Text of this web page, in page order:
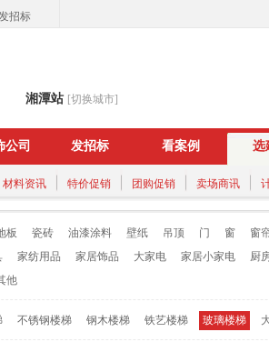
招标
湘潭站 [切换城市]
公司 发招标 看案例 选
材料资讯 特价促销 团购促销 卖场商讯
板 瓷砖 油漆涂料 壁纸 吊顶 门 窗
窗
家纺用品 家居饰品 大家电 家居小家电
厨
他
不锈钢楼梯 钢木楼梯 铁艺楼梯 玻璃楼梯